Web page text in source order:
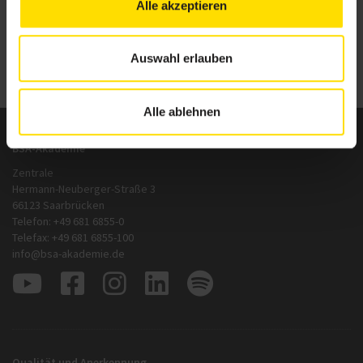
Alle akzeptieren
Auswahl erlauben
Alle ablehnen
BSA-Akademie
Zentrale
Hermann-Neuberger-Straße 3
66123 Saarbrücken
Telefon: +49 681 6855-0
Telefax: +49 681 6855-100
info@bsa-akademie.de